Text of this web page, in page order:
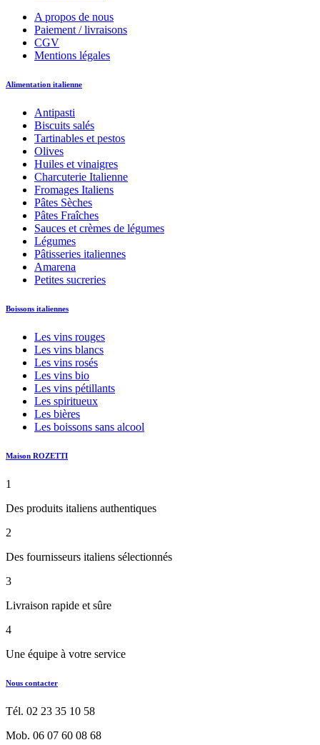
A propos de nous
Paiement / livraisons
CGV
Mentions légales
Alimentation italienne
Antipasti
Biscuits salés
Tartinables et pestos
Olives
Huiles et vinaigres
Charcuterie Italienne
Fromages Italiens
Pâtes Sèches
Pâtes Fraîches
Sauces et crèmes de légumes
Légumes
Pâtisseries italiennes
Amarena
Petites sucreries
Boissons italiennes
Les vins rouges
Les vins blancs
Les vins rosés
Les vins bio
Les vins pétillants
Les spiritueux
Les bières
Les boissons sans alcool
Maison ROZETTI
1
Des produits italiens authentiques
2
Des fournisseurs italiens sélectionnés
3
Livraison rapide et sûre
4
Une équipe à votre service
Nous contacter
Tél. 02 23 35 10 58
Mob. 06 07 60 08 68